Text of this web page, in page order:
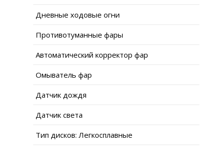
Дневные ходовые огни
Противотуманные фары
Автоматический корректор фар
Омыватель фар
Датчик дождя
Датчик света
Тип дисков: Легкосплавные